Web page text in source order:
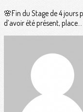
🌸Fin du Stage de 4 jours
d’avoir été présent, place...